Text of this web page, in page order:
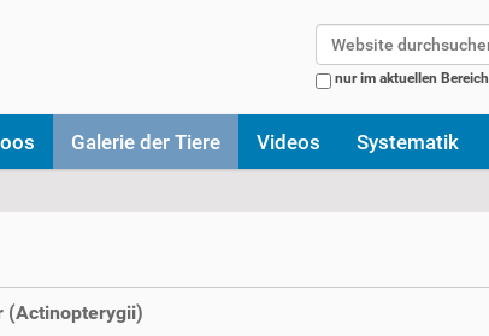
nur im aktuellen Bereich
Galerie der Tiere Videos Systematik
(Actinopterygii)